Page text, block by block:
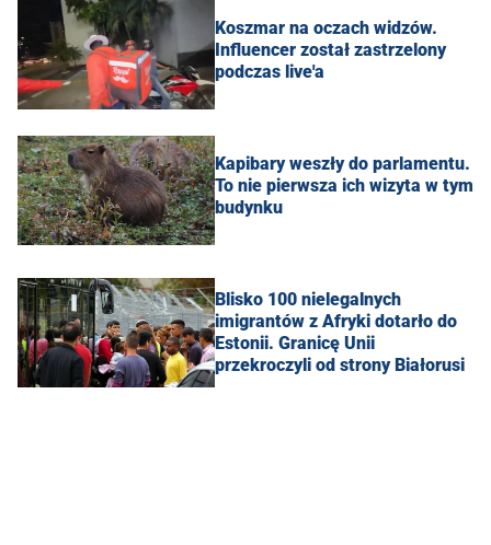
Koszmar na oczach widzów.
Influencer został zastrzelony
podczas live'a
Kapibary weszły do parlamentu.
To nie pierwsza ich wizyta w tym
budynku
Blisko 100 nielegalnych
imigrantów z Afryki dotarło do
Estonii. Granicę Unii
przekroczyli od strony Białorusi